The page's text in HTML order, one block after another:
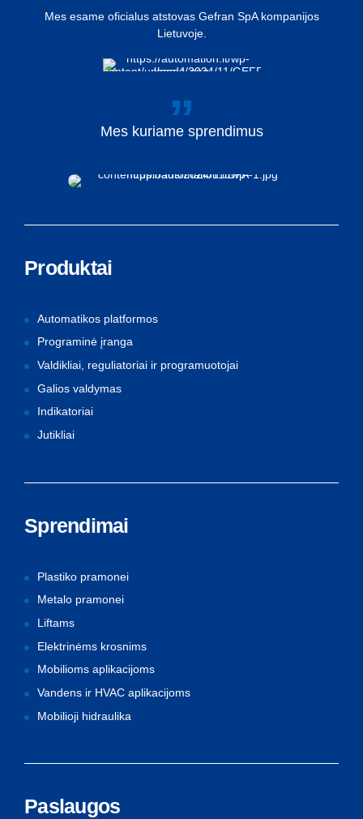
Mes esame oficialus atstovas Gefran SpA kompanijos
Lietuvoje.
Mes kuriame sprendimus
Produktai
Automatikos platformos
Programinė įranga
Valdikliai, reguliatoriai ir programuotojai
Galios valdymas
Indikatoriai
Jutikliai
Sprendimai
Plastiko pramonei
Metalo pramonei
Liftams
Elektrinėms krosnims
Mobilioms aplikacijoms
Vandens ir HVAC aplikacijoms
Mobilioji hidraulika
Paslaugos